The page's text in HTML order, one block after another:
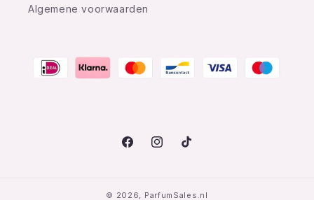
Algemene voorwaarden
FacebookInstagramTikTok
© 2026, ParfumSales.nl